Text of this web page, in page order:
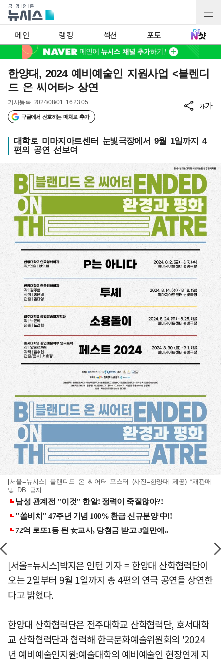
메인 랭킹 섹션 포토
한양대, 2024 예비예술인 지원사업 <블렌디
드 온 씨어터> 상연
기사등록 2024/08/01 16:23:05
구글에서 선호하는 매체로 추가
가가
대학로 미마지아트센터 눈빛극장에서 9월 1일까지 4
편의 공연 선보여
[서울=뉴시스] 블랜디드 온 씨어터 포스터 (사진=한양대 제공) *재판매
및 DB 금지
[서울=뉴시스]박지은 인턴 기자 = 한양대 산학협력단이
오는 2일부터 9월 1일까지 총 4편의 연극 공연을 상연한
다고 밝혔다.
한양대 산학협력단은 전주대학교 산학협력단, 호서대학
교 산학협력단과 협력해 한국문화예술위원회의 '2024
년 예비예술인지원:예술대학의 예비예술인 현장연계 지